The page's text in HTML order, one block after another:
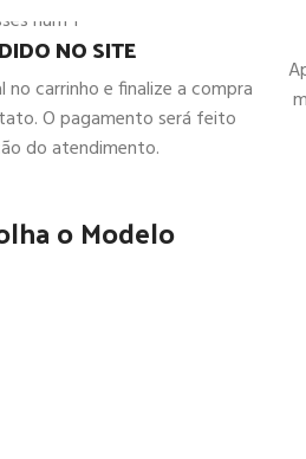
NO SITE
carrinho e finalize a compra
O pagamento será feito
do atendimento.
o Modelo